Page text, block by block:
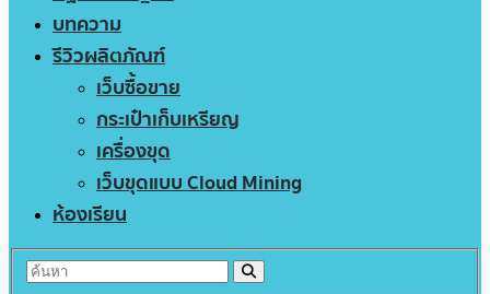
บทความ
รีวิวผลิตภัณฑ์
เว็บซื้อขาย
กระเป๋าเก็บเหรียญ
เครื่องขุด
เว็บขุดแบบ Cloud Mining
ห้องเรียน